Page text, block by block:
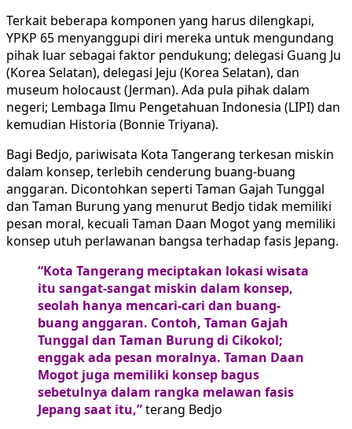
Terkait beberapa komponen yang harus dilengkapi,
YPKP 65 menyanggupi diri mereka untuk mengundang
pihak luar sebagai faktor pendukung; delegasi Guang Ju
(Korea Selatan), delegasi Jeju (Korea Selatan), dan
museum holocaust (Jerman). Ada pula pihak dalam
negeri; Lembaga Ilmu Pengetahuan Indonesia (LIPI) dan
kemudian Historia (Bonnie Triyana).
Bagi Bedjo, pariwisata Kota Tangerang terkesan miskin
dalam konsep, terlebih cenderung buang-buang
anggaran. Dicontohkan seperti Taman Gajah Tunggal
dan Taman Burung yang menurut Bedjo tidak memiliki
pesan moral, kecuali Taman Daan Mogot yang memiliki
konsep utuh perlawanan bangsa terhadap fasis Jepang.
“Kota Tangerang meciptakan lokasi wisata
itu sangat-sangat miskin dalam konsep,
seolah hanya mencari-cari dan buang-
buang anggaran. Contoh, Taman Gajah
Tunggal dan Taman Burung di Cikokol;
enggak ada pesan moralnya. Taman Daan
Mogot juga memiliki konsep bagus
sebetulnya dalam rangka melawan fasis
Jepang saat itu,”terang Bedjo